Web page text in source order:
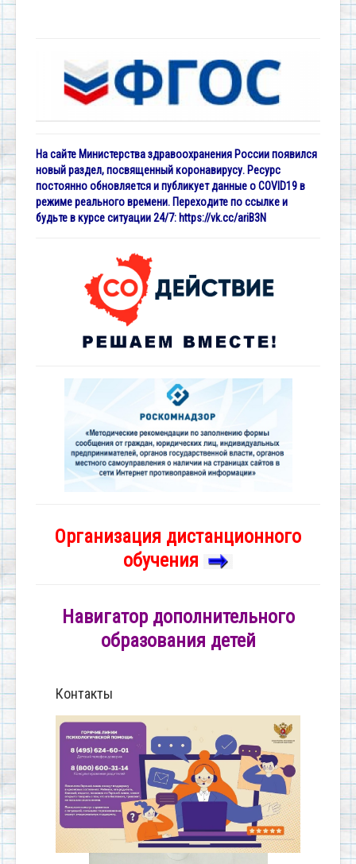
На сайте Министерства здравоохранения России появился
новый раздел, посвященный коронавирусу. Ресурс
постоянно обновляется и публикует данные о COVID19 в
режиме реального времени. Переходите по ссылке и
будьте в курсе ситуации 24/7: https://vk.cc/ariB3N
Организация дистанционного
обучения
Навигатор дополнительного
образования детей
Контакты